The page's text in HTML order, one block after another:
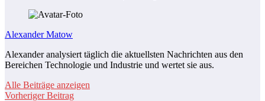
Alexander Matow
Alexander analysiert täglich die aktuellsten Nachrichten aus den
Bereichen Technologie und Industrie und wertet sie aus.
Alle Beiträge anzeigen
Vorheriger Beitrag